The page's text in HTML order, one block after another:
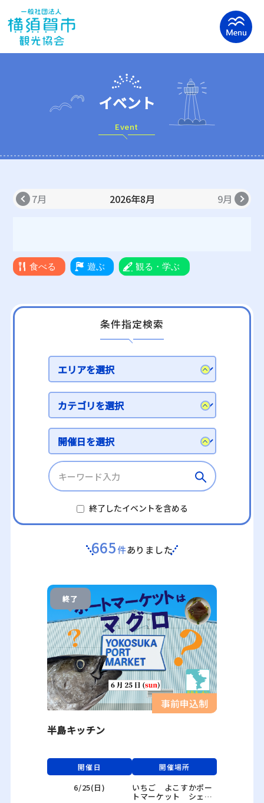
イベント
Event
7月 2026年8月 9月
条件指定検索
終了したイベントを含める
665件ありました
終了
事前申込制
半島キッチン
開催日
6/25(日)
開催場所
いちご よこすかポー
トマーケット シェア